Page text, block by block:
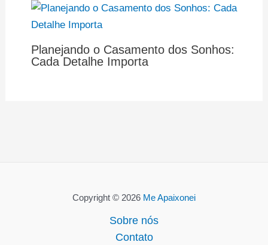
Planejando o Casamento dos Sonhos:
Cada Detalhe Importa
Copyright © 2026 Me Apaixonei
Sobre nós
Contato